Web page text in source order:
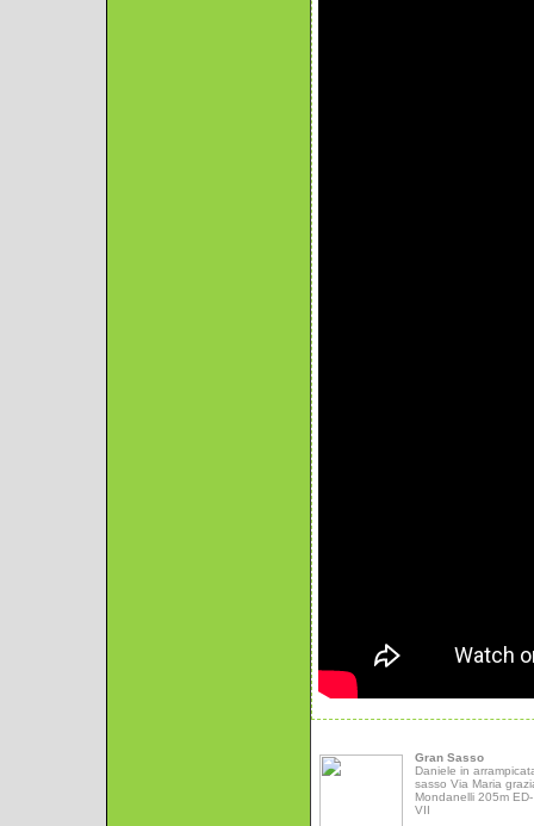
Gran Sasso
Daniele in
sasso Via Maria
Mondanelli 205m
VII